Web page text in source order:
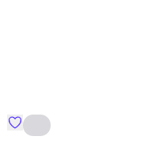
Préféré {nom}